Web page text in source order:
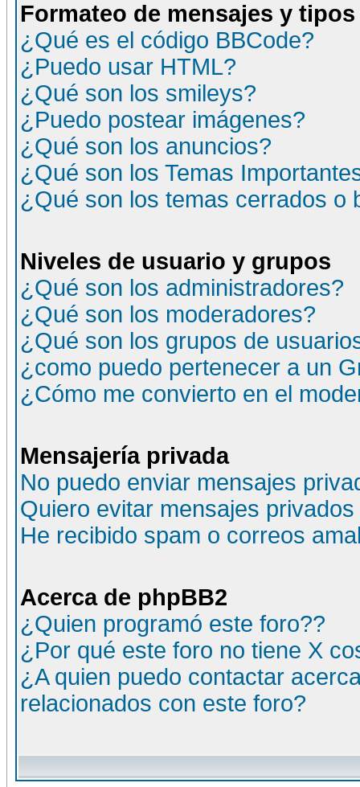
Formateo de mensajes y
¿Qué es el código BBCode?
¿Puedo usar HTML?
¿Qué son los smileys?
¿Puedo postear imágenes?
¿Qué son los anuncios?
¿Qué son los Temas
¿Qué son los temas cerrados o
Niveles de usuario y grupos
¿Qué son los administradores?
¿Qué son los moderadores?
¿Qué son los grupos de
¿como puedo pertenecer a un
¿Cómo me convierto en el
Mensajería privada
No puedo enviar mensajes
Quiero evitar mensajes
He recibido spam o correos
Acerca de phpBB2
¿Quien programó este foro??
¿Por qué este foro no tiene X
¿A quien puedo contactar
relacionados con este foro?